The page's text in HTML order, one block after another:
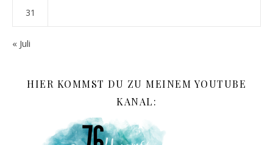
31
« Juli
HIER KOMMST DU ZU MEINEM YOUTUBE
KANAL: